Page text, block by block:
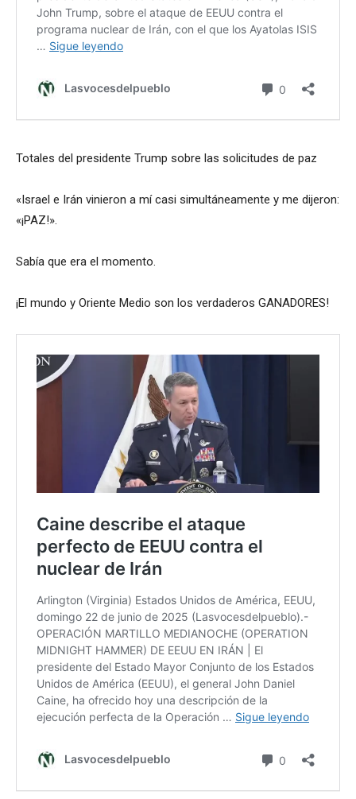
Totales del presidente Trump sobre las solicitudes de paz
«Israel e Irán vinieron a mí casi simultáneamente y me dijeron:
«¡PAZ!».
Sabía que era el momento.
¡El mundo y Oriente Medio son los verdaderos GANADORES!